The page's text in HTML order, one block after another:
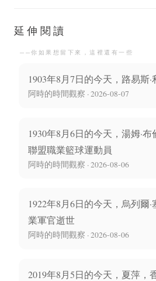
百老匯進行最後一次演
延伸閱讀
──你如果想留下來，這裡還有一些
1903年8月7日的今天，路易斯·
阿時的時間觀察 · 2026-08-07
1930年8月6日的今天，湯姆·
聯盟職業籃球運動員
阿時的時間觀察 · 2026-08-06
1922年8月6日的今天，烏列爾
業軍官逝世
阿時的時間觀察 · 2026-08-06
2019年8月5日的今天，夏萍，